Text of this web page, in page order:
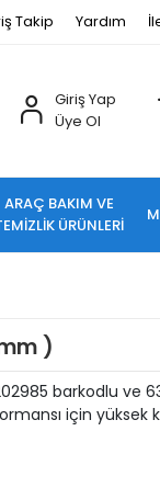
Takip Yardım
Giriş Yap
Üye Ol
ARAÇ BAKIM VE
ÜRÜNLERİ
)
barkodlu ve
için yüksek